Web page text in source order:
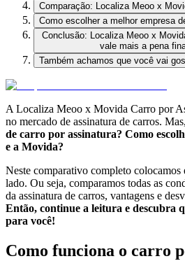
Comparação: Localiza Meoo x
Como escolher a melhor empresa
Conclusão: Localiza Meoo x
vale mais a pena
Também achamos que você vai
A Localiza Meoo x Movida Carro por
no mercado de assinatura de carros. Mas,
de carro por assinatura? Como
e a Movida?
Neste comparativo completo colocamos
lado. Ou seja, comparamos todas as
da assinatura de carros, vantagens e
Então, continue a leitura e descubra
para você!
Como funciona o carro